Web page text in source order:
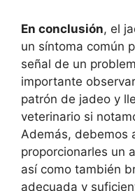
En conclusión, el
un síntoma común
señal de un
importante
patrón de jadeo y
veterinario si
Además, debemos
proporcionarles un
así como también
adecuada y